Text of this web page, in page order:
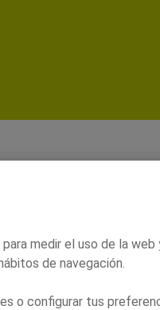
medir el uso de la web
de navegación.
o configurar tus